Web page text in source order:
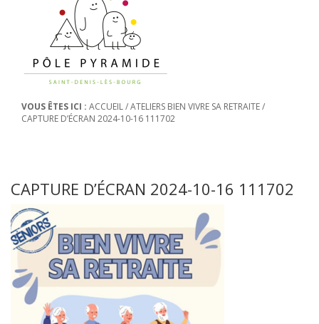
VOUS ÊTES ICI : ACCUEIL/ATELIERS BIEN VIVRE SA RETRAITE/
CAPTURE D’ÉCRAN 2024-10-16 111702
CAPTURE D’ÉCRAN 2024-10-16 111702